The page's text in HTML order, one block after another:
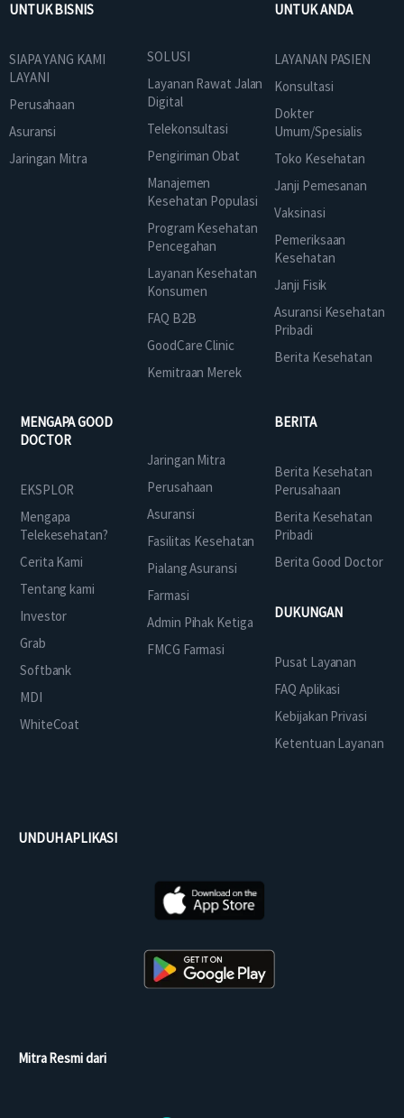
UNTUK BISNIS
SIAPA YANG KAMI
LAYANI
Perusahaan
Asuransi
Jaringan Mitra
SOLUSI
Layanan Rawat Jalan
Digital
Telekonsultasi
Pengiriman Obat
Manajemen
Kesehatan Populasi
Program Kesehatan
Pencegahan
Layanan Kesehatan
Konsumen
FAQ B2B
GoodCare Clinic
Kemitraan Merek
UNTUK ANDA
LAYANAN PASIEN
Konsultasi
Dokter
Umum/Spesialis
Toko Kesehatan
Janji Pemesanan
Vaksinasi
Pemeriksaan
Kesehatan
Janji Fisik
Asuransi Kesehatan
Pribadi
Berita Kesehatan
MENGAPA GOOD
DOCTOR
EKSPLOR
Mengapa
Telekesehatan?
Cerita Kami
Tentang kami
Investor
Grab
Softbank
MDI
WhiteCoat
Jaringan Mitra
Perusahaan
Asuransi
Fasilitas Kesehatan
Pialang Asuransi
Farmasi
Admin Pihak Ketiga
FMCG Farmasi
BERITA
Berita Kesehatan
Perusahaan
Berita Kesehatan
Pribadi
Berita Good Doctor
DUKUNGAN
Pusat Layanan
FAQ Aplikasi
Kebijakan Privasi
Ketentuan Layanan
UNDUH APLIKASI
Mitra Resmi dari